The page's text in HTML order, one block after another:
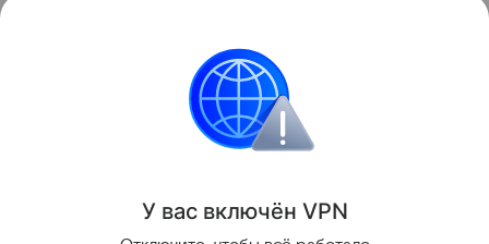
У вас включён VPN